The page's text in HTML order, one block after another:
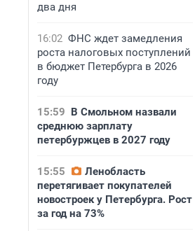
два дня
16:02 ФНС ждет замедления
роста налоговых поступлений
в бюджет Петербурга в 2026
году
15:59 В Смольном назвали
среднюю зарплату
петербуржцев в 2027 году
15:55
Ленобласть
перетягивает покупателей
новостроек у Петербурга. Рост
за год на 73%